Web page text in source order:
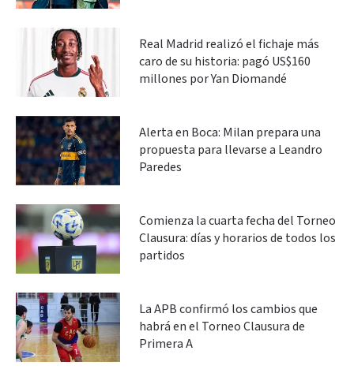
Real Madrid realizó el fichaje más
caro de su historia: pagó US$160
millones por Yan Diomandé
Alerta en Boca: Milan prepara una
propuesta para llevarse a Leandro
Paredes
Comienza la cuarta fecha del Torneo
Clausura: días y horarios de todos los
partidos
La APB confirmó los cambios que
habrá en el Torneo Clausura de
Primera A